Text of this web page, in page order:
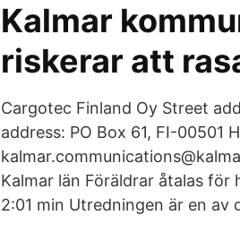
Kalmar
riskerar att
Cargotec Finland Oy Street
address: PO Box 61, FI-00501
Kalmar län Föräldrar åtalas
2:01 min Utredningen är en av